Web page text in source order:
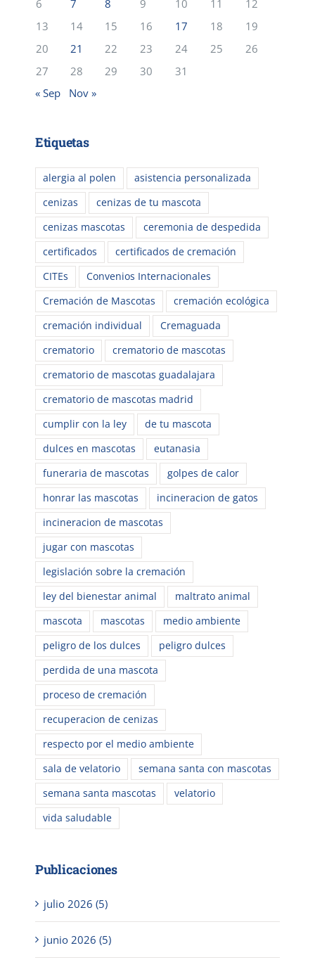
6
7 8 9 10 11
12
13
14 15 16 17 18
19
20
21 22 23 24 25
26
27
28 29 30
31
« Sep
Nov »
Etiquetas
alergia al polen
asistencia personalizada
cenizas
cenizas de tu mascota
cenizas mascotas
ceremonia de despedida
certificados
certificados de cremación
CITEs
Convenios Internacionales
Cremación de Mascotas
cremación ecológica
cremación individual
Cremaguada
crematorio
crematorio de mascotas
crematorio de mascotas guadalajara
crematorio de mascotas madrid
cumplir con la ley
de tu mascota
dulces en mascotas
eutanasia
funeraria de mascotas
golpes de calor
honrar las mascotas
incineracion de gatos
incineracion de mascotas
jugar con mascotas
legislación sobre la cremación
ley del bienestar animal
maltrato animal
mascota
mascotas
medio ambiente
peligro de los dulces
peligro dulces
perdida de una mascota
proceso de cremación
recuperacion de cenizas
respecto por el medio ambiente
sala de velatorio
semana santa con mascotas
semana santa mascotas
velatorio
vida saludable
Publicaciones
julio 2026 (5)
junio 2026 (5)